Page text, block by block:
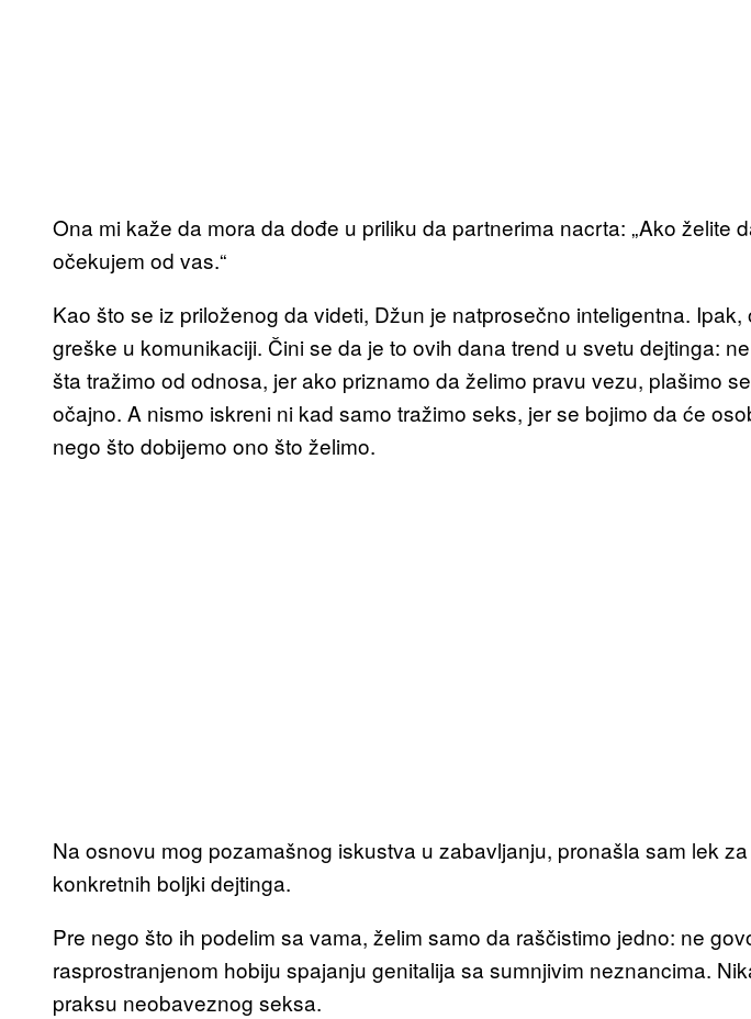
Ona mi kaže da mora da dođe u priliku da partnerima nacrta: „Ako želite
očekujem od vas.“
Kao što se iz priloženog da videti, Džun je natprosečno inteligentna.
greške u komunikaciji. Čini se da je to ovih dana trend u svetu dejtinga:
šta tražimo od odnosa, jer ako priznamo da želimo pravu vezu, plašimo
očajno. A nismo iskreni ni kad samo tražimo seks, jer se bojimo da će
nego što dobijemo ono što želimo.
Na osnovu mog pozamašnog iskustva u zabavljanju, pronašla sam lek
konkretnih boljki dejtinga.
Pre nego što ih podelim sa vama, želim samo da raščistimo jedno: ne
rasprostranjenom hobiju spajanju genitalija sa sumnjivim neznancima.
praksu neobaveznog seksa.